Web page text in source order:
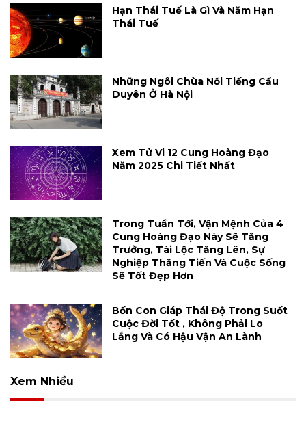
Hạn Thái Tuế Là Gì Và Năm Hạn
Thái Tuế
Những Ngôi Chùa Nổi Tiếng Cầu
Duyên Ở Hà Nội
Xem Tử Vi 12 Cung Hoàng Đạo
Năm 2025 Chi Tiết Nhất
Trong Tuần Tới, Vận Mệnh Của 4
Cung Hoàng Đạo Này Sẽ Tăng
Trưởng, Tài Lộc Tăng Lên, Sự
Nghiệp Thăng Tiến Và Cuộc Sống
Sẽ Tốt Đẹp Hơn
Bốn Con Giáp Thái Độ Trong Suốt
Cuộc Đời Tốt , Không Phải Lo
Lắng Và Có Hậu Vận An Lành
Xem Nhiều